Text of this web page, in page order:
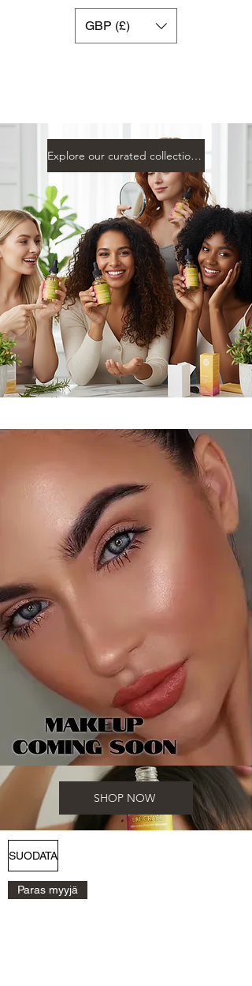
GBP (£)
Explore our curated collection to
SHOP NOW
SUODATA
Paras myyjä